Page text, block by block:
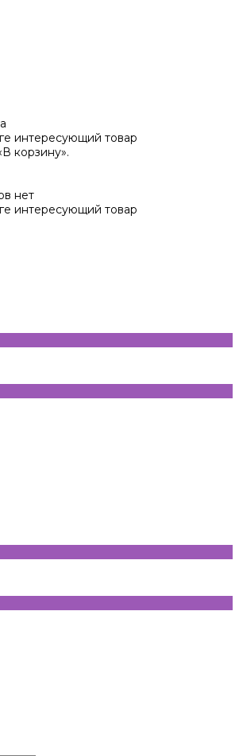
интересующий товар
корзину».
нет
интересующий товар